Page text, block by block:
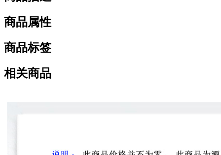
商品属性
商品标签
相关商品